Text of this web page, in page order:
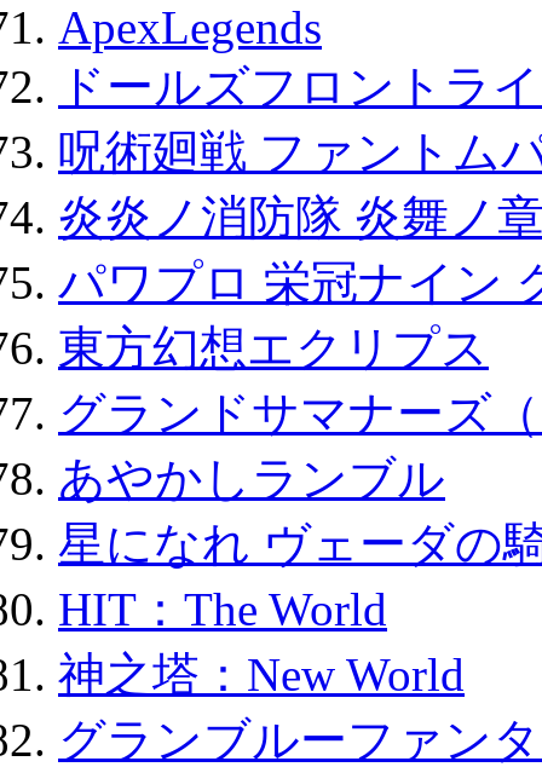
ApexLegends
ドールズフロントラ
呪術廻戦 ファントム
炎炎ノ消防隊 炎舞ノ
パワプロ 栄冠ナイン
東方幻想エクリプス
グランドサマナーズ
あやかしランブル
星になれ ヴェーダの
HIT：The World
神之塔：New World
グランブルーファン